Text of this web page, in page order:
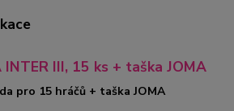
INTER III, 15 ks + taška JOMA
pro 15 hráčů + taška JOMA